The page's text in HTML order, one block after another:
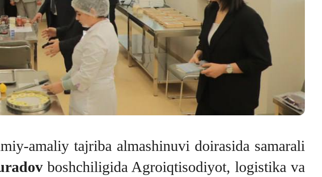
amaliy tajriba almashinuvi doirasida samarali
boshchiligida Agroiqtisodiyot, logistika va